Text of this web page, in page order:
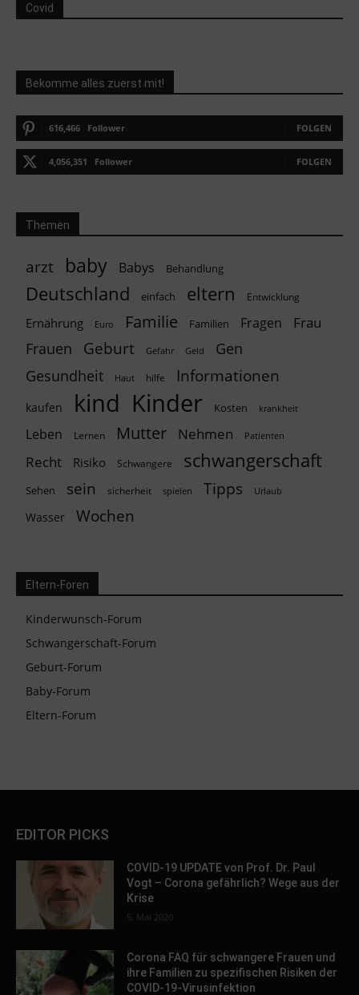
Covid
Bekomme alles zuerst mit!
616,466 Follower FOLGEN
4,056,351 Follower FOLGEN
Themen
arzt baby Babys Behandlung
Deutschland einfach eltern Entwicklung
Ernährung Euro Familie Familien Fragen Frau
Frauen Geburt Gefahr Geld
Gen
Gesundheit
Haut hilfe Informationen
kaufen kind Kinder Kosten krankheit
Leben Lernen Mutter Nehmen Patienten
Recht Risiko Schwangere schwangerschaft
Sehen sein sicherheit spielen Tipps Urlaub
Wasser Wochen
Eltern-Foren
Kinderwunsch-Forum
Schwangerschaft-Forum
Geburt-Forum
Baby-Forum
Eltern-Forum
EDITOR PICKS
COVID-19 UPDATE von Prof. Dr. Paul
Vogt – Corona gefährlich? Wege aus der
Krise
5. Mai 2020
Corona FAQ für schwangere Frauen und
ihre Familien zu spezifischen Risiken der
COVID-19-Virusinfektion